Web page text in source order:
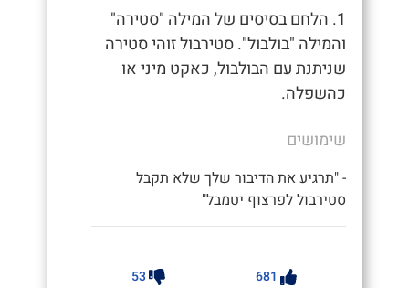
1. הלחם בסיסים של המילה "סטירה"
והמילה "בולבול". סטירבול זוהי סטירה
שניתנת עם הבולבול, כאקט מיני או
כהשפלה.
שימושים
- "תרגיע את הדיבור שלך שלא תקבל
סטירבול לפרצוף יטמבל"
681
53